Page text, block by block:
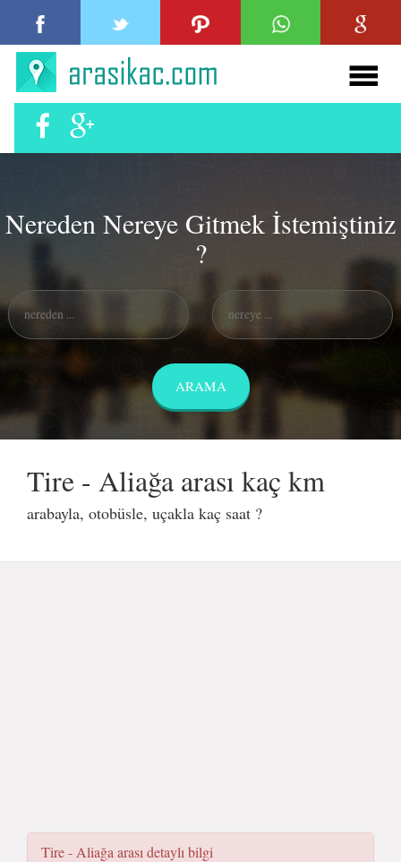
Nereden Nereye Gitmek İstemiştiniz
?
Tire - Aliağa arası kaç km
arabayla, otobüsle, uçakla kaç saat ?
Tire - Aliağa arası detaylı bilgi